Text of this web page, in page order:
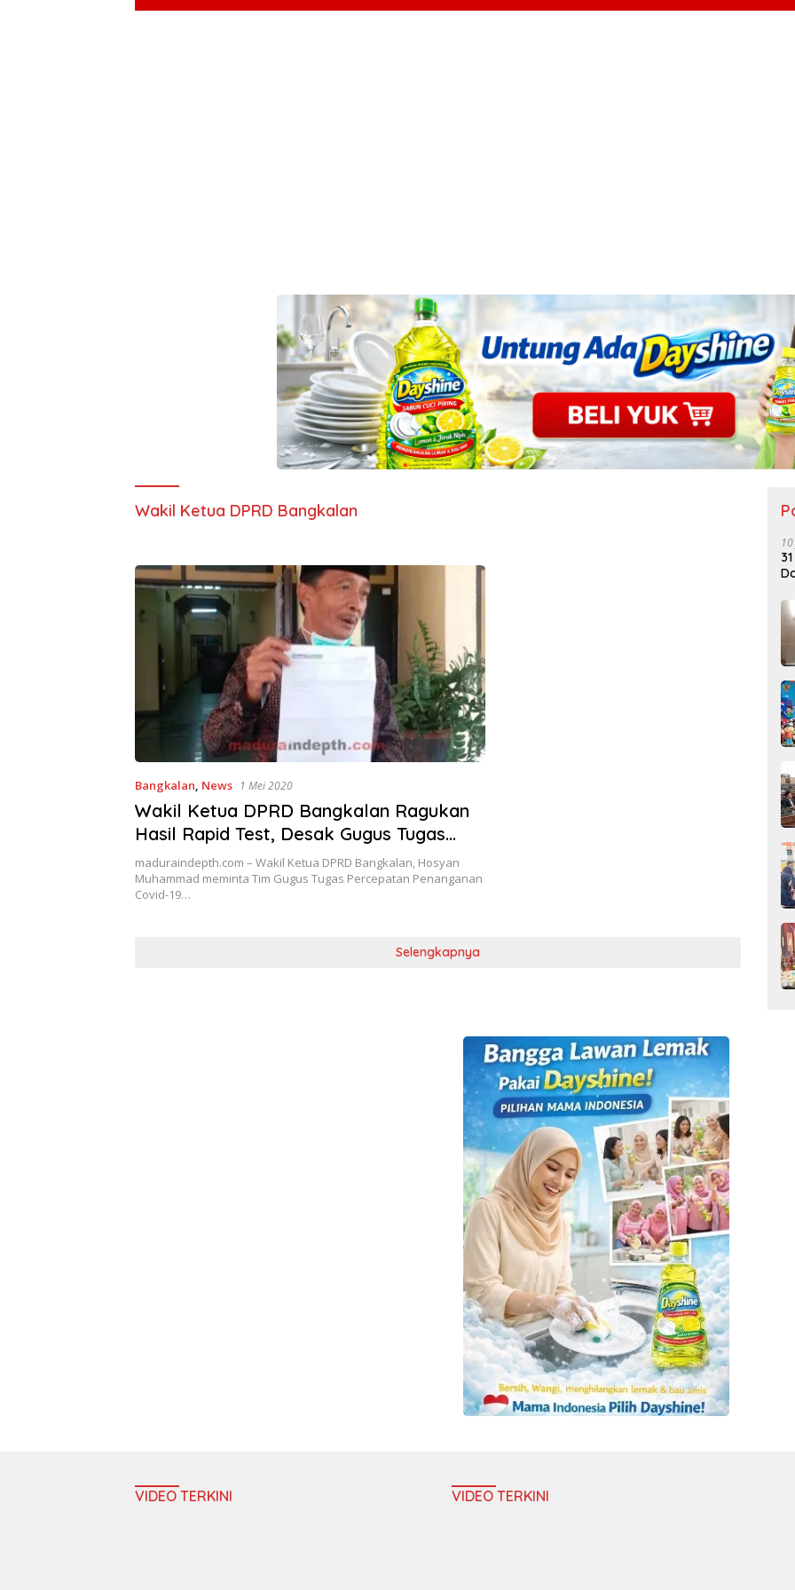
Wakil Ketua DPRD Bangkalan
Bangkalan, News 1 Mei 2020
Wakil Ketua DPRD Bangkalan Ragukan
Hasil Rapid Test, Desak Gugus Tugas
Covid-19 Minta Maaf
maduraindepth.com – Wakil Ketua DPRD Bangkalan, Hosyan
Muhammad meminta Tim Gugus Tugas Percepatan Penanganan
Covid-19…
Selengkapnya
VIDEO TERKINI VIDEO TERKINI